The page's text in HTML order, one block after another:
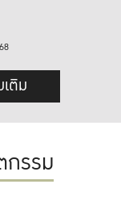
ติม
กรรม